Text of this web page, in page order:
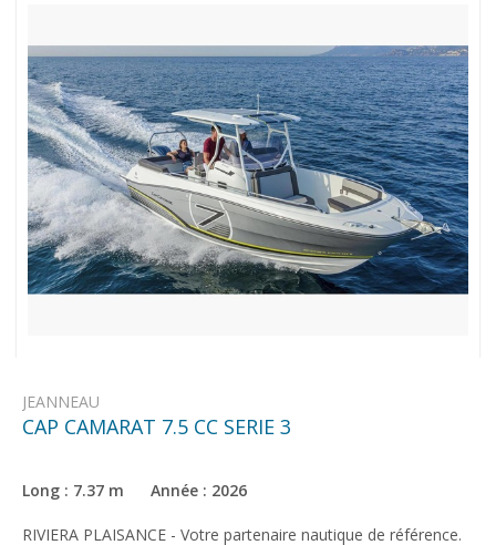
JEANNEAU
CAP CAMARAT 7.5 CC SERIE 3
Long : 7.37 m Année : 2026
RIVIERA PLAISANCE - Votre partenaire nautique de référence.